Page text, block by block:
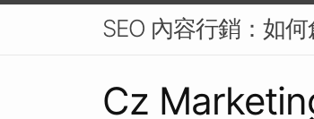
SEO 內容行銷：如
Cz